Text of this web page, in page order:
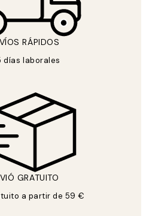
RÁPIDOS
días laborales
GRATUITO
a partir de 59 €